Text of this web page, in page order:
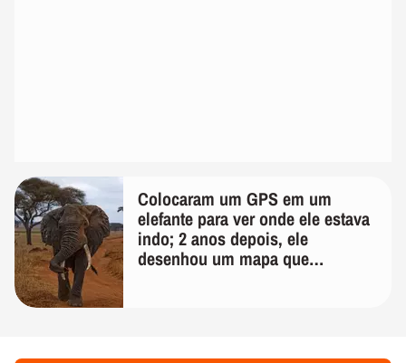
Colocaram um GPS em um
elefante para ver onde ele estava
indo; 2 anos depois, ele
desenhou um mapa que